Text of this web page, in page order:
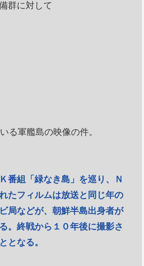
群に対して
る軍艦島の映像の件。
番組「緑なき島」を巡り、Ｎ
たフィルムは放送と同じ年の
局などが、朝鮮半島出身者が
。終戦から１０年後に撮影さ
となる。